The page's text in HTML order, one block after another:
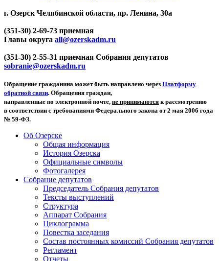
г. Озерск Челябинской области, пр. Ленина, 30а
(351-30) 2-69-73 приемная
Главы округа all@ozerskadm.ru
(351-30) 2-55-31 приемная Собрания депутатов
sobranie@ozerskadm.ru
Обращение гражданина может быть направлено через Платформу
обратной связи. Обращения граждан,
направленные по электронной почте, не принимаются к рассмотрению
в соответствии с требованиями Федерального закона от 2 мая 2006 года
№ 59-ФЗ.
Об Озерске
Общая информация
История Озерска
Официальные символы
Фотогалерея
Собрание депутатов
Председатель Собрания депутатов
Тексты выступлений
Структура
Аппарат Собрания
Циклограмма
Повестка заседания
Состав постоянных комиссий Собрания депутатов
Регламент
Отчеты